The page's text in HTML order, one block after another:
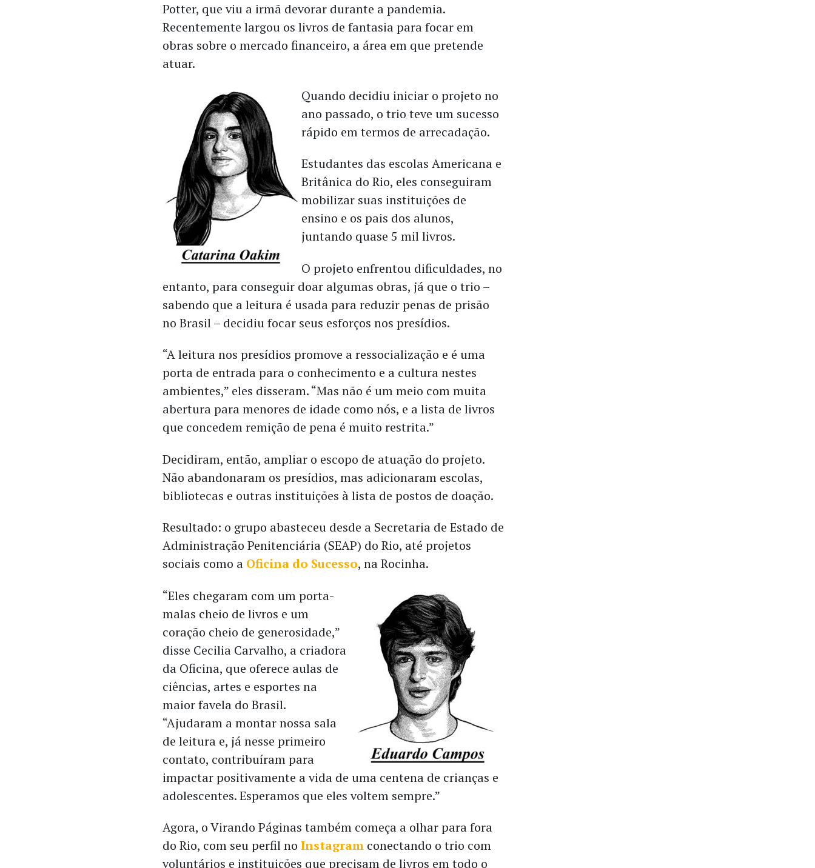
Potter, que viu a irmã devorar durante a pandemia.
Recentemente largou os livros de fantasia para focar em
obras sobre o mercado financeiro, a área em que pretende
atuar.
Quando decidiu iniciar o projeto no
ano passado, o trio teve um sucesso
rápido em termos de arrecadação.
Estudantes das escolas Americana e
Britânica do Rio, eles conseguiram
mobilizar suas instituições de
ensino e os pais dos alunos,
juntando quase 5 mil livros.
O projeto enfrentou dificuldades, no
entanto, para conseguir doar algumas obras, já que o trio –
sabendo que a leitura é usada para reduzir penas de prisão
no Brasil – decidiu focar seus esforços nos presídios.
“A leitura nos presídios promove a ressocialização e é uma
porta de entrada para o conhecimento e a cultura nestes
ambientes,” eles disseram. “Mas não é um meio com muita
abertura para menores de idade como nós, e a lista de livros
que concedem remição de pena é muito restrita.”
Decidiram, então, ampliar o escopo de atuação do projeto.
Não abandonaram os presídios, mas adicionaram escolas,
bibliotecas e outras instituições à lista de postos de doação.
Resultado: o grupo abasteceu desde a Secretaria de Estado de
Administração Penitenciária (SEAP) do Rio, até projetos
sociais como a Oficina do Sucesso, na Rocinha.
“Eles chegaram com um porta-
malas cheio de livros e um
coração cheio de generosidade,”
disse Cecilia Carvalho, a criadora
da Oficina, que oferece aulas de
ciências, artes e esportes na
maior favela do Brasil.
“Ajudaram a montar nossa sala
de leitura e, já nesse primeiro
contato, contribuíram para
impactar positivamente a vida de uma centena de crianças e
adolescentes. Esperamos que eles voltem sempre.”
Agora, o Virando Páginas também começa a olhar para fora
do Rio, com seu perfil noInstagram conectando o trio com
voluntários e instituições que precisam de livros em todo o